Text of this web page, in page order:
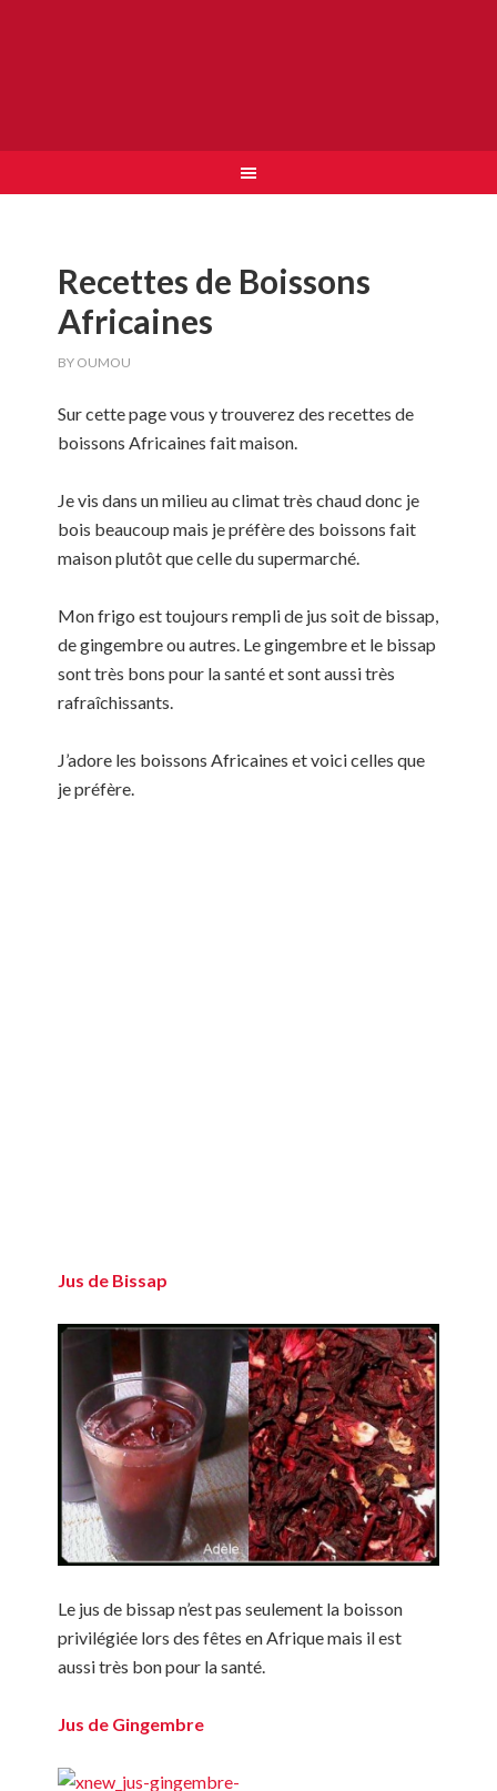
Recettes de Boissons
Africaines
BY OUMOU
Sur cette page vous y trouverez des recettes de
boissons Africaines fait maison.
Je vis dans un milieu au climat très chaud donc je
bois beaucoup mais je préfère des boissons fait
maison plutôt que celle du supermarché.
Mon frigo est toujours rempli de jus soit de bissap,
de gingembre ou autres. Le gingembre et le bissap
sont très bons pour la santé et sont aussi très
rafraîchissants.
J’adore les boissons Africaines et voici celles que
je préfère.
Jus de Bissap
Le jus de bissap n’est pas seulement la boisson
privilégiée lors des fêtes en Afrique mais il est
aussi très bon pour la santé.
Jus de Gingembre